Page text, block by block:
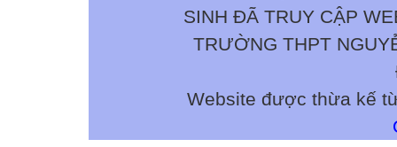
SINH ĐÃ TRUY CẬP
TRƯỜNG THPT
Website được thừa kế